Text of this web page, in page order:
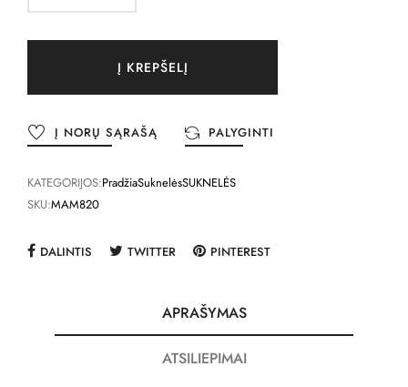
Į KREPŠELĮ
Į NORŲ SĄRAŠĄ PALYGINTI
KATEGORIJOS:PradžiaSuknelėsSUKNELĖS
SKU:MAM820
DALINTIS TWITTER PINTEREST
APRAŠYMAS
ATSILIEPIMAI